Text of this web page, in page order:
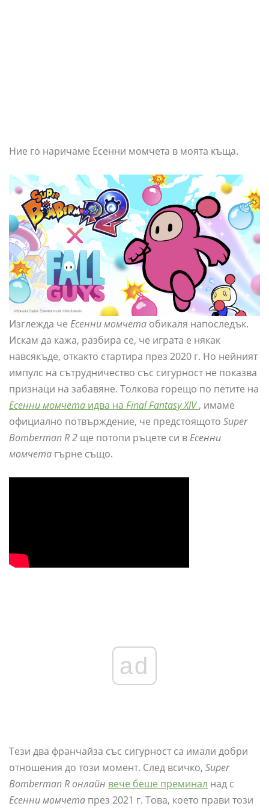
Ние го наричаме Есенни момчета в моята къща.
Изглежда че Есенни момчета обикаля напоследък.
Искам да кажа, разбира се, че играта е някак
навсякъде, откакто стартира през 2020 г. Но нейният
импулс на сътрудничество със сигурност не показва
признаци на забавяне. Толкова горещо по петите на
Есенни момчета идва на Final Fantasy XIV , имаме
официално потвърждение, че предстоящото Super
Bomberman R 2 ще потопи ръцете си вЕсенни
момчета гърне също.
ad
Тези два франчайза със сигурност са имали добри
отношения до този момент. След всичко, Super
Bomberman R онлайн вече беше преминал над с
Есенни момчета през 2021 г. Това, което прави този